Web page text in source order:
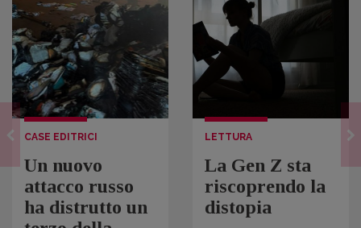
CASE EDITRICI
Un nuovo
attacco russo
ha distrutto un
LETTURA
La Gen Z sta
riscoprendo la
distopia